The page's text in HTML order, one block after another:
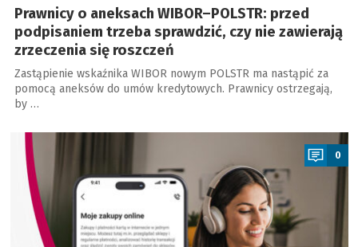
Prawnicy o aneksach WIBOR–POLSTR: przed
podpisaniem trzeba sprawdzić, czy nie zawierają
zrzeczenia się roszczeń
Zastąpienie wskaźnika WIBOR nowym POLSTR ma nastąpić za
pomocą aneksów do umów kredytowych. Prawnicy ostrzegają,
by …
0